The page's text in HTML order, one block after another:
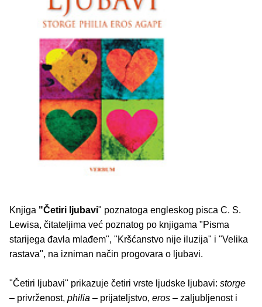
Knjiga "Četiri ljubavi" poznatoga engleskog pisca C. S.
Lewisa, čitateljima već poznatog po knjigama "Pisma
starijega đavla mlađem", "Kršćanstvo nije iluzija" i "Velika
rastava", na izniman način progovara o ljubavi.
"Četiri ljubavi" prikazuje četiri vrste ljudske ljubavi: storge
– privrženost, philia – prijateljstvo, eros – zaljubljenost i